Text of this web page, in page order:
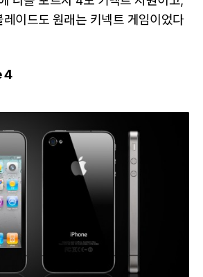
이드도 원래는 키넥트 게임이었다
4